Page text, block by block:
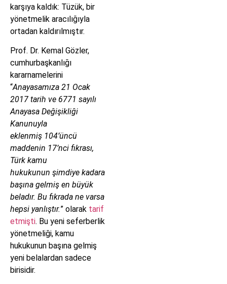
karşıya kaldık: Tüzük, bir
yönetmelik aracılığıyla
ortadan kaldırılmıştır.
Prof. Dr. Kemal Gözler,
cumhurbaşkanlığı
kararnamelerini
“Anayasamıza 21 Ocak
2017 tarih ve 6771 sayılı
Anayasa Değişikliği
Kanunuyla
eklenmiş 104’üncü
maddenin 17’nci fıkrası,
Türk kamu
hukukunun şimdiye kadara
başına gelmiş en büyük
beladır. Bu fıkrada ne varsa
hepsi yanlıştır.” olarak tarif
etmişti. Bu yeni seferberlik
yönetmeliği, kamu
hukukunun başına gelmiş
yeni belalardan sadece
birisidir.